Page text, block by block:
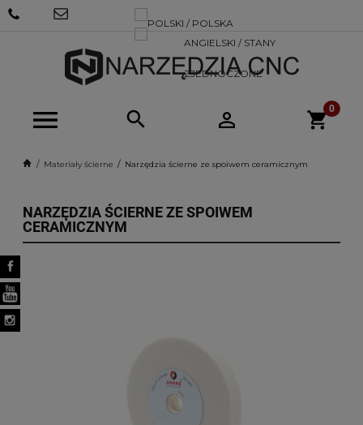
Materiały ścierne Narzędzia ścierne ze spoiwem ceramicznym
NARZĘDZIA ŚCIERNE ZE SPOIWEM
CERAMICZNYM